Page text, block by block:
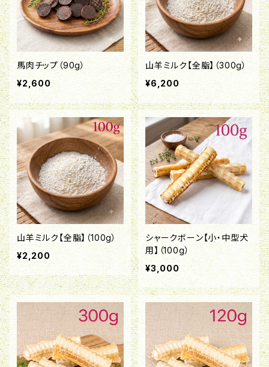
馬肉チップ（90g）
¥2,600
山羊ミルク【全脂】（300g）
¥6,200
山羊ミルク【全脂】（100g）
¥2,200
シャークボーン【小・中型犬
用】（100g）
¥3,000